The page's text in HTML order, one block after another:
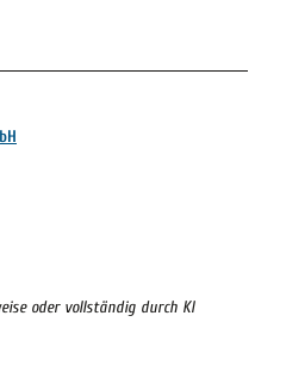
oder vollständig durch KI